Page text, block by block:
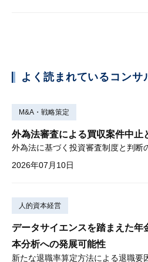
よく読まれているコンサ
M&A・戦略策定
外為法審査による買収案件中止
外為法に基づく投資審査制度と判断
2026年07月10日
人的資本経営
データサイエンスを踏まえた年
本分析への発展可能性
新たな退職率算定方法による退職要